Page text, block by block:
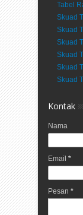
Tabel
Skuad
Skuad
Skuad
Skuad
Skuad
Skuad
Kontak
Nama
Email *
Pesan *